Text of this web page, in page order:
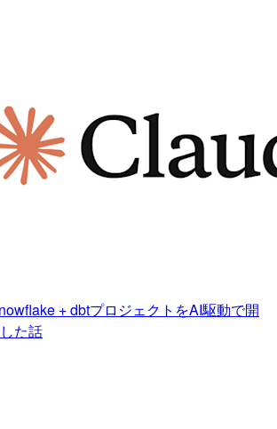
+ dbtプロジェクトをAI駆動で開
た話